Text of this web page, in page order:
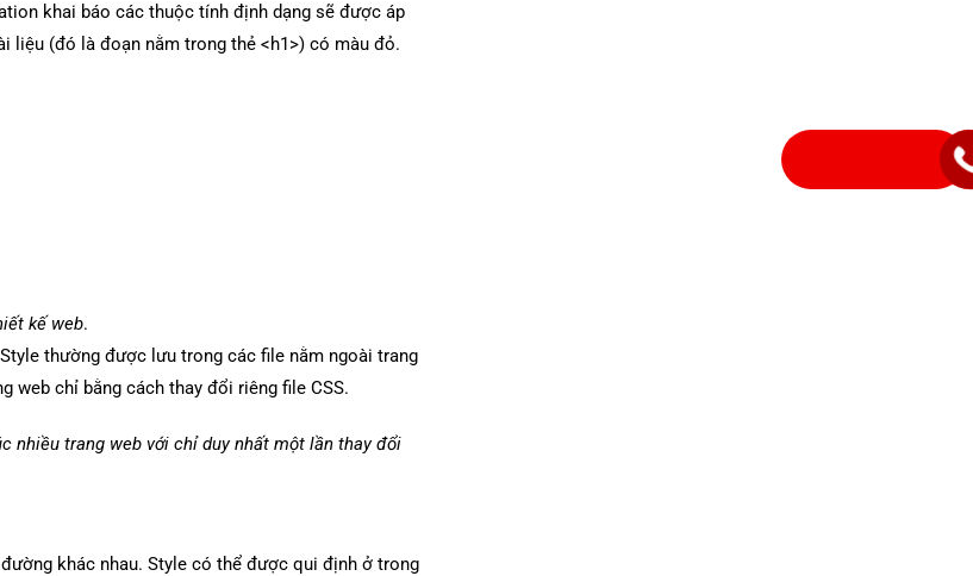
khai báo các thuộc tính định dạng sẽ được áp
liệu (đó là đoạn nằm trong thẻ <h1>) có màu đỏ.
kế web.
thường được lưu trong các file nằm ngoài trang
web chỉ bằng cách thay đổi riêng file CSS.
nhiều trang web với chỉ duy nhất một lần thay đổi
khác nhau. Style có thể được qui định ở trong